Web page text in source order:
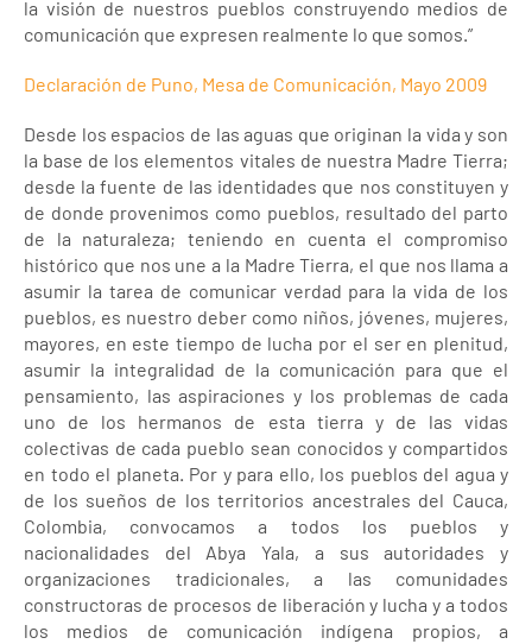
la visión de nuestros pueblos construyendo medios de
comunicación que expresen realmente lo que somos.”
Declaración de Puno, Mesa de Comunicación, Mayo 2009
Desde los espacios de las aguas que originan la vida y son
la base de los elementos vitales de nuestra Madre Tierra;
desde la fuente de las identidades que nos constituyen y
de donde provenimos como pueblos, resultado del parto
de la naturaleza; teniendo en cuenta el compromiso
histórico que nos une a la Madre Tierra, el que nos llama a
asumir la tarea de comunicar verdad para la vida de los
pueblos, es nuestro deber como niños, jóvenes, mujeres,
mayores, en este tiempo de lucha por el ser en plenitud,
asumir la integralidad de la comunicación para que el
pensamiento, las aspiraciones y los problemas de cada
uno de los hermanos de esta tierra y de las vidas
colectivas de cada pueblo sean conocidos y compartidos
en todo el planeta. Por y para ello, los pueblos del agua y
de los sueños de los territorios ancestrales del Cauca,
Colombia, convocamos a todos los pueblos y
nacionalidades del Abya Yala, a sus autoridades y
organizaciones tradicionales, a las comunidades
constructoras de procesos de liberación y lucha y a todos
los medios de comunicación indígena propios, a